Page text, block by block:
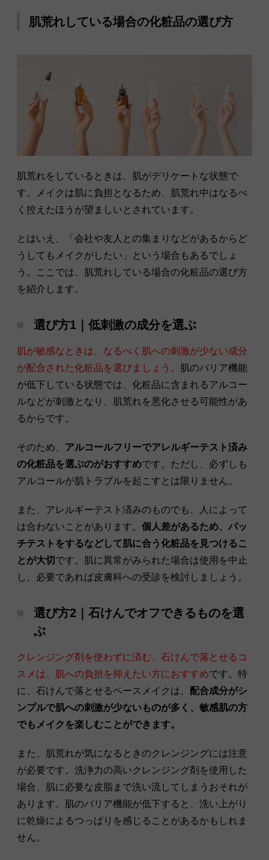
肌荒れしている場合の化粧品の選び方
肌荒れをしているときは、肌がデリケートな状態で
す。メイクは肌に負担となるため、肌荒れ中はなるべ
く控えたほうが望ましいとされています。
とはいえ、「会社や友人との集まりなどがあるからど
うしてもメイクがしたい」という場合もあるでしょ
う。ここでは、肌荒れしている場合の化粧品の選び方
を紹介します。
選び方1｜低刺激の成分を選ぶ
肌が敏感なときは、なるべく肌への刺激が少ない成分
が配合された化粧品を選びましょう。
肌のバリア機能
が低下している状態では、化粧品に含まれるアルコー
ルなどが刺激となり、肌荒れを悪化させる可能性があ
るからです。
そのため、 アルコールフリーでアレルギーテスト済み
の化粧品を選ぶのがおすすめです。ただし、必ずしも
アルコールが肌トラブルを起こすとは限りません。
また、アレルギーテスト済みのものでも、人によって
は合わないことがあります。 個人差があるため、パッ
チテストをするなどして肌に合う化粧品を見つけるこ
とが大切 です。肌に異常がみられた場合は使用を中止
し、必要であれば皮膚科への受診を検討しましょう。
選び方2｜石けんでオフできるものを選
ぶ
クレンジング剤を使わずに済む、石けんで落とせるコ
スメは、肌への負担を抑えたい方におすすめです。特
に、石けんで落とせるベースメイクは、 配合成分がシ
ンプルで肌への刺激が少ないものが多く、敏感肌の方
でもメイクを楽しむことができます。
また、肌荒れが気になるときのクレンジングには注意
が必要です。洗浄力の高いクレンジング剤を使用した
場合、肌に必要な皮脂まで洗い流してしまうおそれが
あります。肌のバリア機能が低下すると、洗い上がり
に乾燥によるつっぱりを感じることがあるかもしれま
せん。